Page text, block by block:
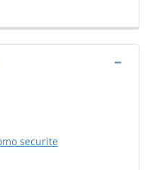
securite